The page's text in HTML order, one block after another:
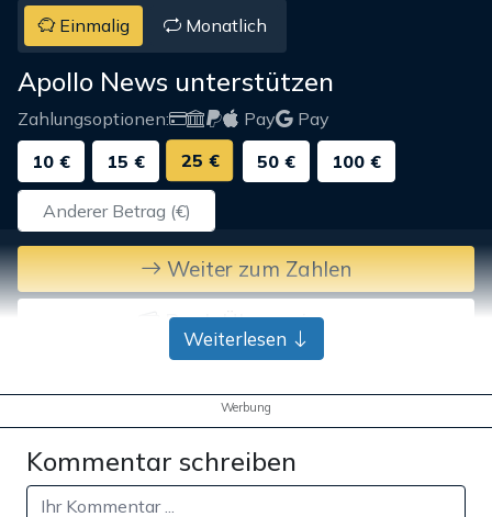
Einmalig Monatlich
Apollo News unterstützen
Zahlungsoptionen: Pay
Pay
10 €
15 € 25 € 50 € 100 €
Weiter zum Zahlen
Bank-Überweisung
Weiterlesen
Werbung
Kommentar schreiben